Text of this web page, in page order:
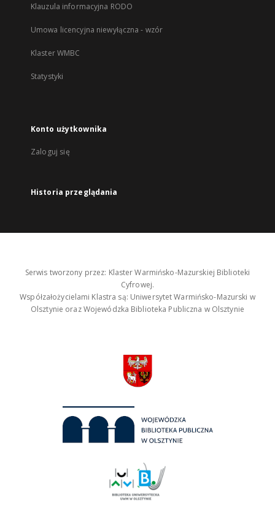
Klauzula informacyjna RODO
Umowa licencyjna niewyłączna - wzór
Klaster WMBC
Statystyki
Konto użytkownika
Zaloguj się
Historia przeglądania
Serwis tworzony przez: Klaster Warmińsko-Mazurskiej Biblioteki
Cyfrowej.
Współzałożycielami Klastra są: Uniwersytet Warmińsko-Mazurski w
Olsztynie oraz Wojewódzka Biblioteka Publiczna w Olsztynie